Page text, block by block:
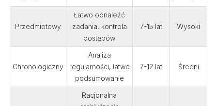
Przedmiotowy
Łatwo odnaleźć
zadania, kontrola
postępów
7-15 lat Wysoki
Chronologiczny
Analiza
regularności, łatwe
podsumowanie
7-12 lat Średni
Racjonalna